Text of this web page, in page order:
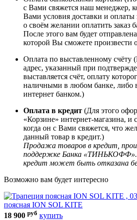
с Вами свяжется наш менеджер,
Вами условия доставки и оплаты
о своём желании оплатить заказ
После этого вам будет
которой Вы сможете произвести
Оплата по выставленному
адрес, указанный при
выставляется счёт, оплату
наличными в любом банке, либо
интернет банком.)
Оплата в кредит (Для этого
«Корзине» интернет-магазина, и
когда он с Вами свяжется, что
данный товар в кредит.)
Продажа товаров в кредит,
поддержке Банка
кредит может быть отказана
Возможно вам будет интересно
поясная ION SOL KITE
18 900 руб купить